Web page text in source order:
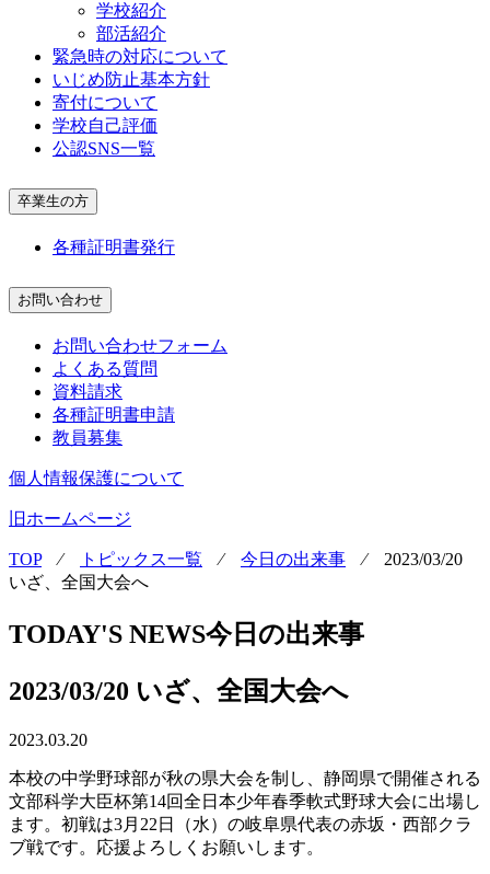
学校紹介
部活紹介
緊急時の対応について
いじめ防止基本方針
寄付について
学校自己評価
公認SNS一覧
卒業生の方
各種証明書発行
お問い合わせ
お問い合わせフォーム
よくある質問
資料請求
各種証明書申請
教員募集
個人情報保護について
旧ホームページ
TOP⁄ トピックス一覧 ⁄ 今日の出来事 ⁄ 2023/03/20
いざ、全国大会へ
TODAY'S NEWS今日の出来事
2023/03/20 いざ、全国大会へ
2023.03.20
本校の中学野球部が秋の県大会を制し、静岡県で開催される
文部科学大臣杯第14回全日本少年春季軟式野球大会に出場し
ます。初戦は3月22日（水）の岐阜県代表の赤坂・西部クラ
ブ戦です。応援よろしくお願いします。